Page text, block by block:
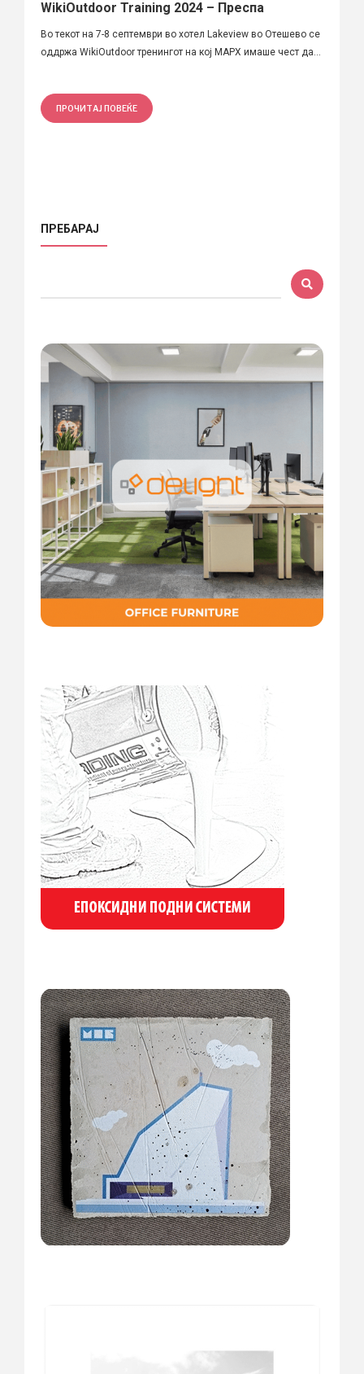
WikiOutdoor Training 2024 – Преспа
Во текот на 7-8 септември во хотел Lakeview во Отешево се
оддржа WikiOutdoor тренингот на кој МАРХ имаше чест да...
ПРОЧИТАЈ ПОВЕЌЕ
ПРЕБАРАЈ